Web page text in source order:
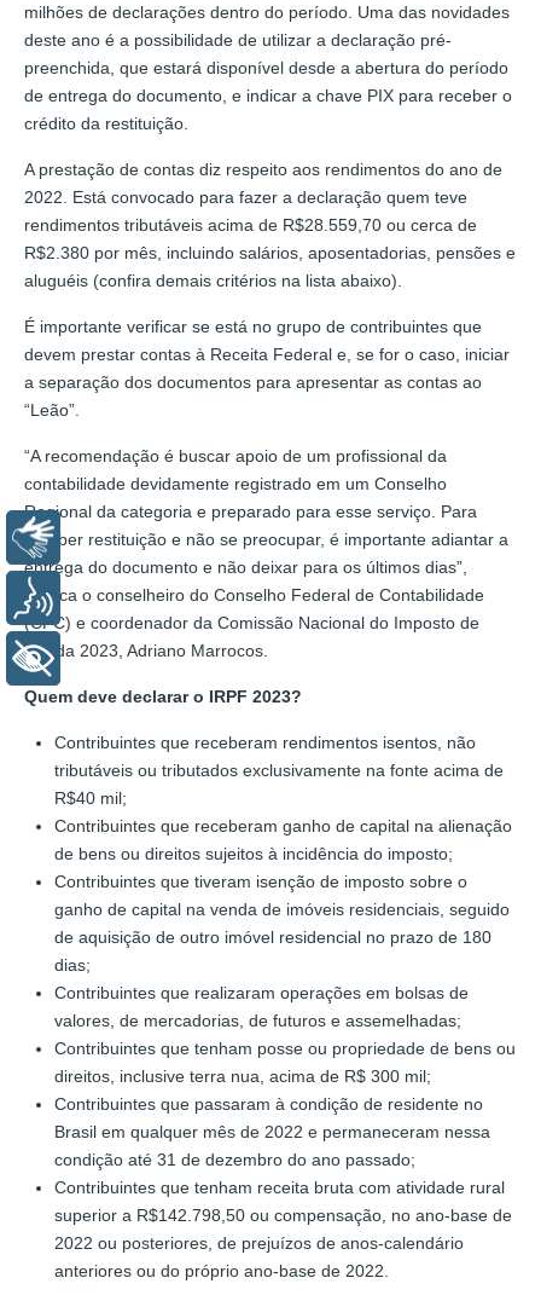
milhões de declarações dentro do período. Uma das novidades
deste ano é a possibilidade de utilizar a declaração pré-
preenchida, que estará disponível desde a abertura do período
de entrega do documento, e indicar a chave PIX para receber o
crédito da restituição.
A prestação de contas diz respeito aos rendimentos do ano de
2022. Está convocado para fazer a declaração quem teve
rendimentos tributáveis acima de R$28.559,70 ou cerca de
R$2.380 por mês, incluindo salários, aposentadorias, pensões e
aluguéis (confira demais critérios na lista abaixo).
É importante verificar se está no grupo de contribuintes que
devem prestar contas à Receita Federal e, se for o caso, iniciar
a separação dos documentos para apresentar as contas ao
“Leão”.
“A recomendação é buscar apoio de um profissional da
contabilidade devidamente registrado em um Conselho
Regional da categoria e preparado para esse serviço. Para
receber restituição e não se preocupar, é importante adiantar a
entrega do documento e não deixar para os últimos dias”,
explica o conselheiro do Conselho Federal de Contabilidade
(CFC) e coordenador da Comissão Nacional do Imposto de
Renda 2023, Adriano Marrocos.
Quem deve declarar o IRPF 2023?
Contribuintes que receberam rendimentos isentos, não
tributáveis ou tributados exclusivamente na fonte acima de
R$40 mil;
Contribuintes que receberam ganho de capital na alienação
de bens ou direitos sujeitos à incidência do imposto;
Contribuintes que tiveram isenção de imposto sobre o
ganho de capital na venda de imóveis residenciais, seguido
de aquisição de outro imóvel residencial no prazo de 180
dias;
Contribuintes que realizaram operações em bolsas de
valores, de mercadorias, de futuros e assemelhadas;
Contribuintes que tenham posse ou propriedade de bens ou
direitos, inclusive terra nua, acima de R$ 300 mil;
Contribuintes que passaram à condição de residente no
Brasil em qualquer mês de 2022 e permaneceram nessa
condição até 31 de dezembro do ano passado;
Contribuintes que tenham receita bruta com atividade rural
superior a R$142.798,50 ou compensação, no ano-base de
2022 ou posteriores, de prejuízos de anos-calendário
anteriores ou do próprio ano-base de 2022.
Libras
Voz
+ Acessibilidade